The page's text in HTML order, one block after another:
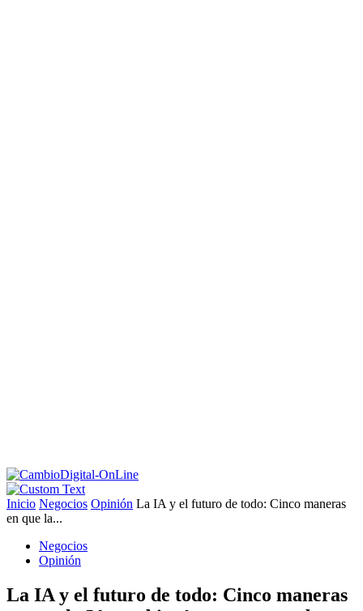
Inicio Negocios Opinión La IA y el futuro de todo: Cinco maneras
en que la...
Negocios
Opinión
La IA y el futuro de todo: Cinco maneras